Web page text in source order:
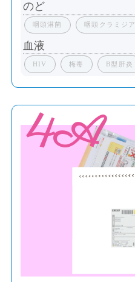
のど
咽頭淋菌 咽頭クラミジア
血液
HIV 梅毒 B型肝炎
4A